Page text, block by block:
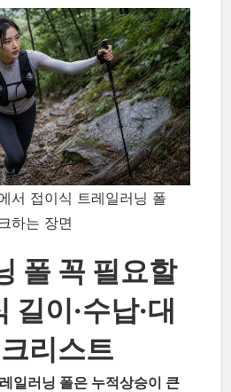
서 접이식 트레일러닝 폴
하는 장면
폴 꼭 필요할
길이·수납·대
리스트
일러닝 폴은 누적상승이 큰